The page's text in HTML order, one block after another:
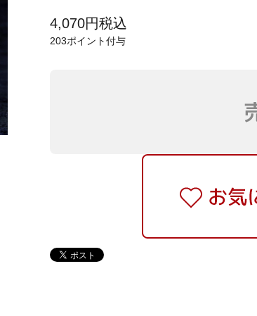
4,070円税込
203ポイント付与